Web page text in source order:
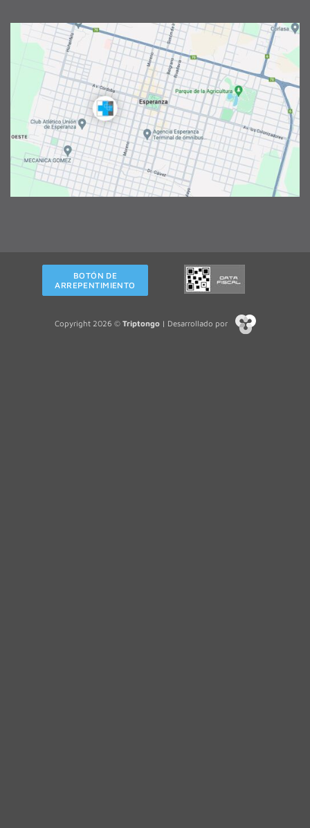
BOTÓN DE
ARREPENTIMIENTO
Copyright 2026 © Triptongo| Desarrollado por